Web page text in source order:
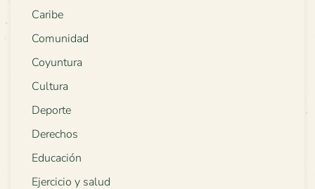
Caribe
Comunidad
Coyuntura
Cultura
Deporte
Derechos
Educación
Ejercicio y salud